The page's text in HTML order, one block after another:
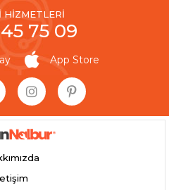
HİZMETLERİ
75 09
App Store